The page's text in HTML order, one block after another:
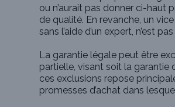
ou n’aurait pas donner ci-haut
de qualité. En revanche, un
sans l’aide d’un expert, n’est
La garantie légale peut être
partielle, visant soit la garantie
ces exclusions repose
promesses d’achat dans